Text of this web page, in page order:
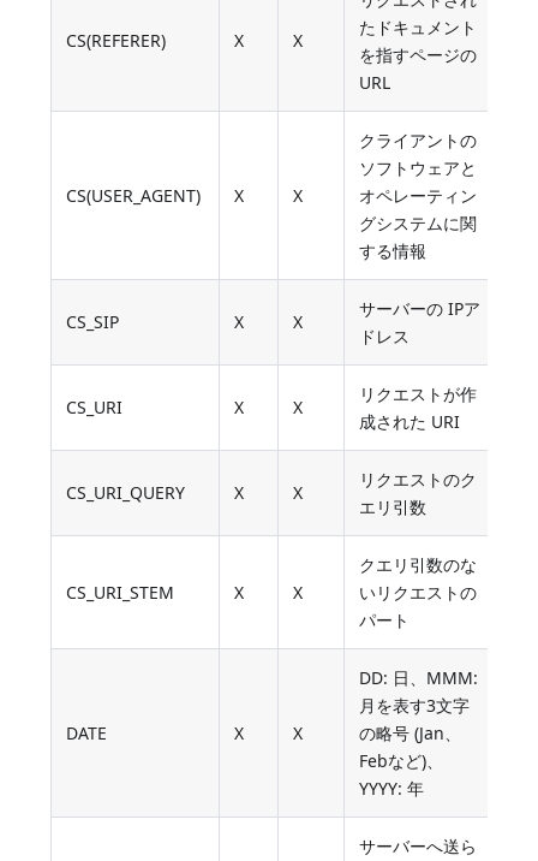
CS(REFERER) X X
たドキュメント
を指すページの
URL
CS(USER_AGENT) X X
クライアントの
ソフトウェアと
オペレーティン
グシステムに関
する情報
CS_SIP X X
サーバーの IPア
ドレス
CS_URI X X
リクエストが作
成された URI
CS_URI_QUERY X X
リクエストのク
エリ引数
CS_URI_STEM X X
クエリ引数のな
いリクエストの
パート
DATE X X
DD: 日、MMM:
月を表す3文字
の略号 (Jan、
Febなど)、
YYYY: 年
サーバーへ送ら